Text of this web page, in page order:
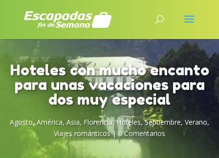
Hoteles con mucho encanto
para unas vacaciones para
dos muy especial
Agosto,América, Asia, Florencia,Hoteles,Septiembre, Verano,
Viajes románticos| 0 Comentarios